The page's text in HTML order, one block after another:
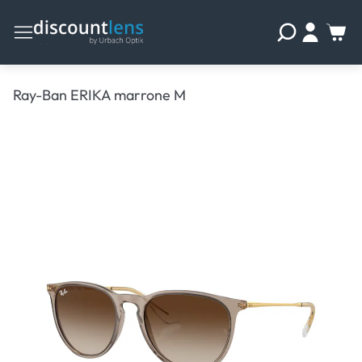
Ray-Ban ERIKA marrone M